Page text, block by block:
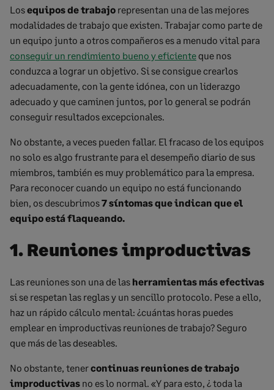
Losequipos de trabajo representan una de las mejores
modalidades de trabajo que existen. Trabajar como parte de
un equipo junto a otros compañeros es a menudo vital para
conseguir un rendimiento bueno y eficiente que nos
conduzca a lograr un objetivo. Si se consigue crearlos
adecuadamente, con la gente idónea, con un liderazgo
adecuado y que caminen juntos, por lo general se podrán
conseguir resultados excepcionales.
No obstante, a veces pueden fallar. El fracaso de los equipos
no solo es algo frustrante para el desempeño diario de sus
miembros, también es muy problemático para la empresa.
Para reconocer cuando un equipo no está funcionando
bien, os descubrimos7 síntomas que indican que el
equipo está flaqueando.
1. Reuniones improductivas
Las reuniones son una de las herramientas más efectivas
si se respetan las reglas y un sencillo protocolo. Pese a ello,
haz un rápido cálculo mental: ¿cuántas horas puedes
emplear en improductivas reuniones de trabajo? Seguro
que más de las deseables.
No obstante, tenercontinuas reuniones de trabajo
improductivas no es lo normal. «Y para esto, ¿ toda la